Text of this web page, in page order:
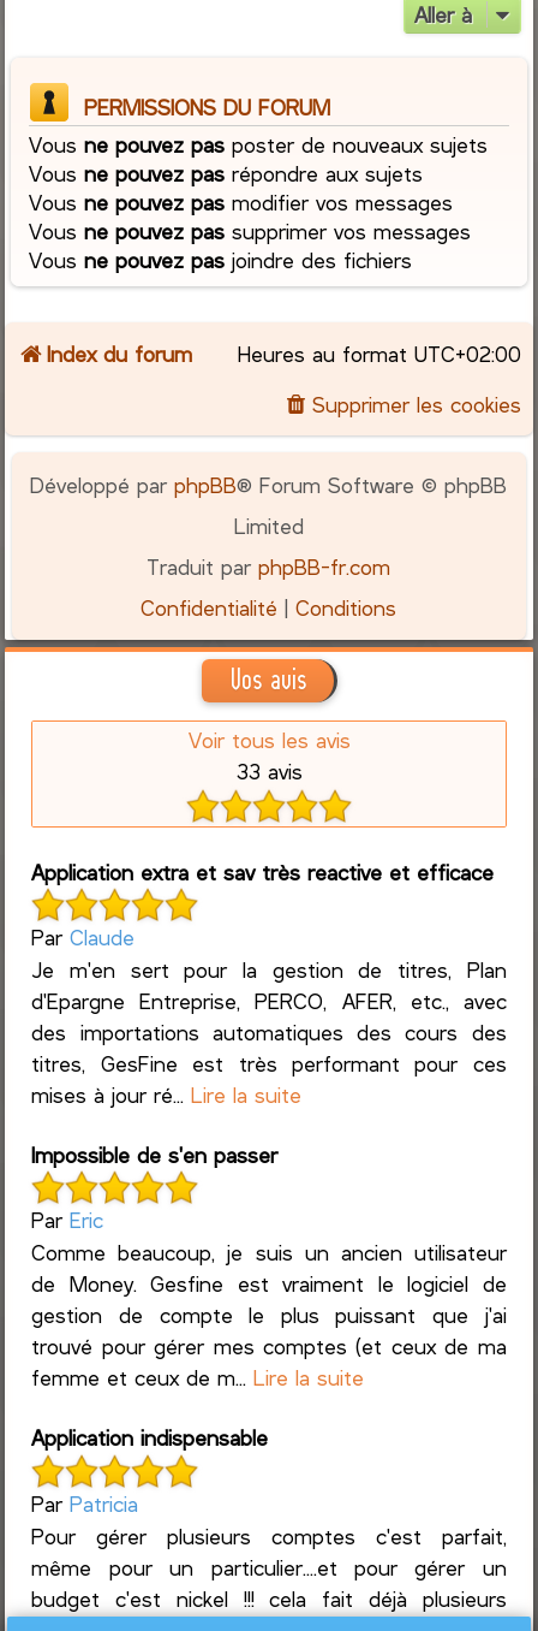
Aller à
PERMISSIONS DU FORUM
Vousne pouvez pas poster de nouveaux sujets
Vousne pouvez pas répondre aux sujets
Vousne pouvez pas modifier vos messages
Vousne pouvez pas supprimer vos messages
Vousne pouvez pas joindre des fichiers
Index du forum Heures au format UTC+02:00
Supprimer les cookies
Développé parphpBB® Forum Software © phpBB
Limited
Traduit parphpBB-fr.com
Confidentialité |Conditions
Vos avis
Voir tous les avis
33 avis
Application extra et sav très reactive et efficace
ParClaude
Je m'en sert pour la gestion de titres, Plan
d'Epargne Entreprise, PERCO, AFER, etc., avec
des importations automatiques des cours des
titres, GesFine est très performant pour ces
mises à jour ré...Lire la suite
Impossible de s'en passer
ParEric
Comme beaucoup, je suis un ancien utilisateur
de Money. Gesfine est vraiment le logiciel de
gestion de compte le plus puissant que j'ai
trouvé pour gérer mes comptes (et ceux de ma
femme et ceux de m...Lire la suite
Application indispensable
ParPatricia
Pour gérer plusieurs comptes c'est parfait,
même pour un particulier....et pour gérer un
budget c'est nickel !!! cela fait déjà plusieurs